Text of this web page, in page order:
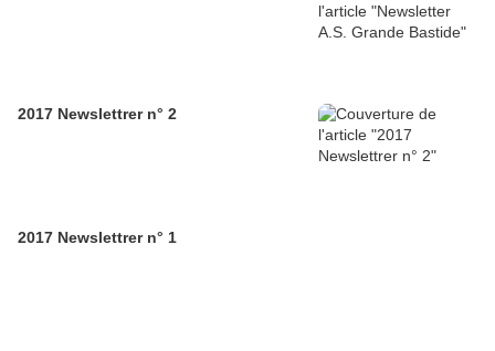
2017 Newslettrer n° 2
2017 Newslettrer n° 1